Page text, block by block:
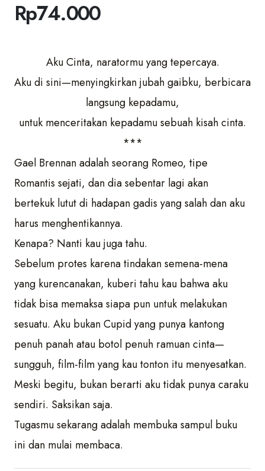
Rp74.000
Aku Cinta, naratormu yang tepercaya.
Aku di sini—menyingkirkan jubah gaibku, berbicara
langsung kepadamu,
untuk menceritakan kepadamu sebuah kisah cinta.
***
Gael Brennan adalah seorang Romeo, tipe
Romantis sejati, dan dia sebentar lagi akan
bertekuk lutut di hadapan gadis yang salah dan aku
harus menghentikannya.
Kenapa? Nanti kau juga tahu.
Sebelum protes karena tindakan semena-mena
yang kurencanakan, kuberi tahu kau bahwa aku
tidak bisa memaksa siapa pun untuk melakukan
sesuatu. Aku bukan Cupid yang punya kantong
penuh panah atau botol penuh ramuan cinta—
sungguh, film-film yang kau tonton itu menyesatkan.
Meski begitu, bukan berarti aku tidak punya caraku
sendiri. Saksikan saja.
Tugasmu sekarang adalah membuka sampul buku
ini dan mulai membaca.